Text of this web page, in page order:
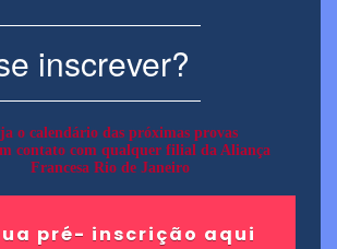
inscrever?
o calendário das próximas provas
contato com qualquer filial da Aliança
Francesa Rio de Janeiro
pré- inscrição aqui